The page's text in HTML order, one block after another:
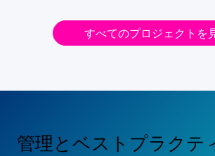
すべてのプロジェクトを
管理とベストプラクテ